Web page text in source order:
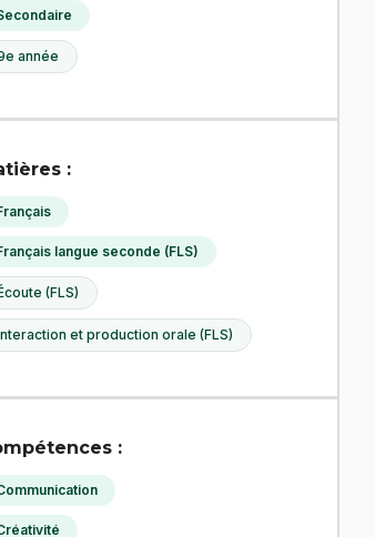
année
:
langue seconde (FLS)
(FLS)
et production orale (FLS)
: